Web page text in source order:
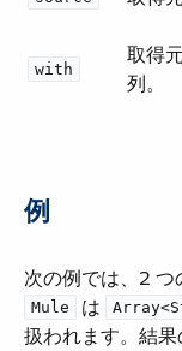
with
取得
列。
例
次の例では、2 つ
Mule ​ は ​
扱われます。結果